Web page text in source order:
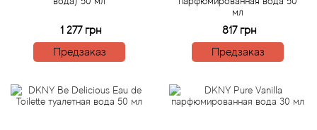
1 277 грн
Предзаказ
мл
817 грн
Предзаказ
Arte Profumi
ArteOlfatto
Asgharali